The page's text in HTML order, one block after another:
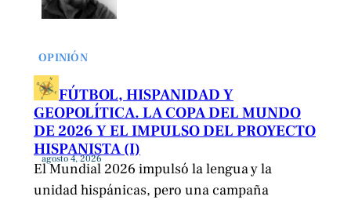
OPINIÓN
FÚTBOL, HISPANIDAD Y
GEOPOLÍTICA. LA COPA DEL MUNDO
DE 2026 Y EL IMPULSO DEL PROYECTO
HISPANISTA (I)
agosto 4, 2026
El Mundial 2026 impulsó la lengua y la
unidad hispánicas, pero una campaña